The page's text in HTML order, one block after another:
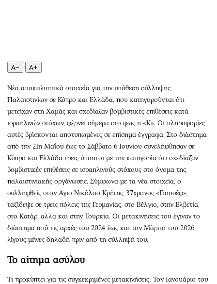
Σινεμά
Θέατρο-Χορός
Μουσική
Εικαστικά
Βιβλίο
Χειρόγραφα
Podcasts
Uncut
Προσφορές
Προσωπικότητες στην ''Κ''
Επιστολές
A− A+
Νέα αποκαλυπτικά στοιχεία για την υπόθεση σύλληψης
Παλαιστινίων σε Κύπρο και Ελλάδα, που κατηγορούνται ότι
μετείχαν στη Χαμάς και σχεδίαζαν βομβιστικές επιθέσεις κατά
ισραηλινών στόχων, φέρνει σήμερα στο φως η «Κ». Οι πληροφορίες
αυτές βρίσκονται αποτυπωμένες σε επίσημα έγγραφα. Στο διάστημα
από την 21η Μαΐου έως το Σάββατο 6 Ιουνίου συνελήφθησαν σε
Κύπρο και Ελλάδα τρεις ύποπτοι με την κατηγορία ότι σχεδίαζαν
βομβιστικές επιθέσεις σε ισραηλινούς στόχους στο όνομα της
παλαιστινιακής οργάνωσης. Σύμφωνα με τα νέα στοιχεία, ο
συλληφθείς στον Αγιο Νικόλαο Κρήτης, 37χρονος «Γιουσέφ»,
ταξίδεψε σε τρεις πόλεις της Γερμανίας, στο Βέλγιο, στην Ελβετία,
στο Κατάρ, αλλά και στην Τουρκία. Οι μετακινήσεις του έγιναν το
διάστημα από τις αρχές του 2024 έως και τον Μάρτιο του 2026,
λίγους μήνες δηλαδή πριν από τη σύλληψή του.
Το αίτημα ασύλου
Τι προκύπτει για τις συγκεκριμένες μετακινήσεις; Τον Ιανουάριο του